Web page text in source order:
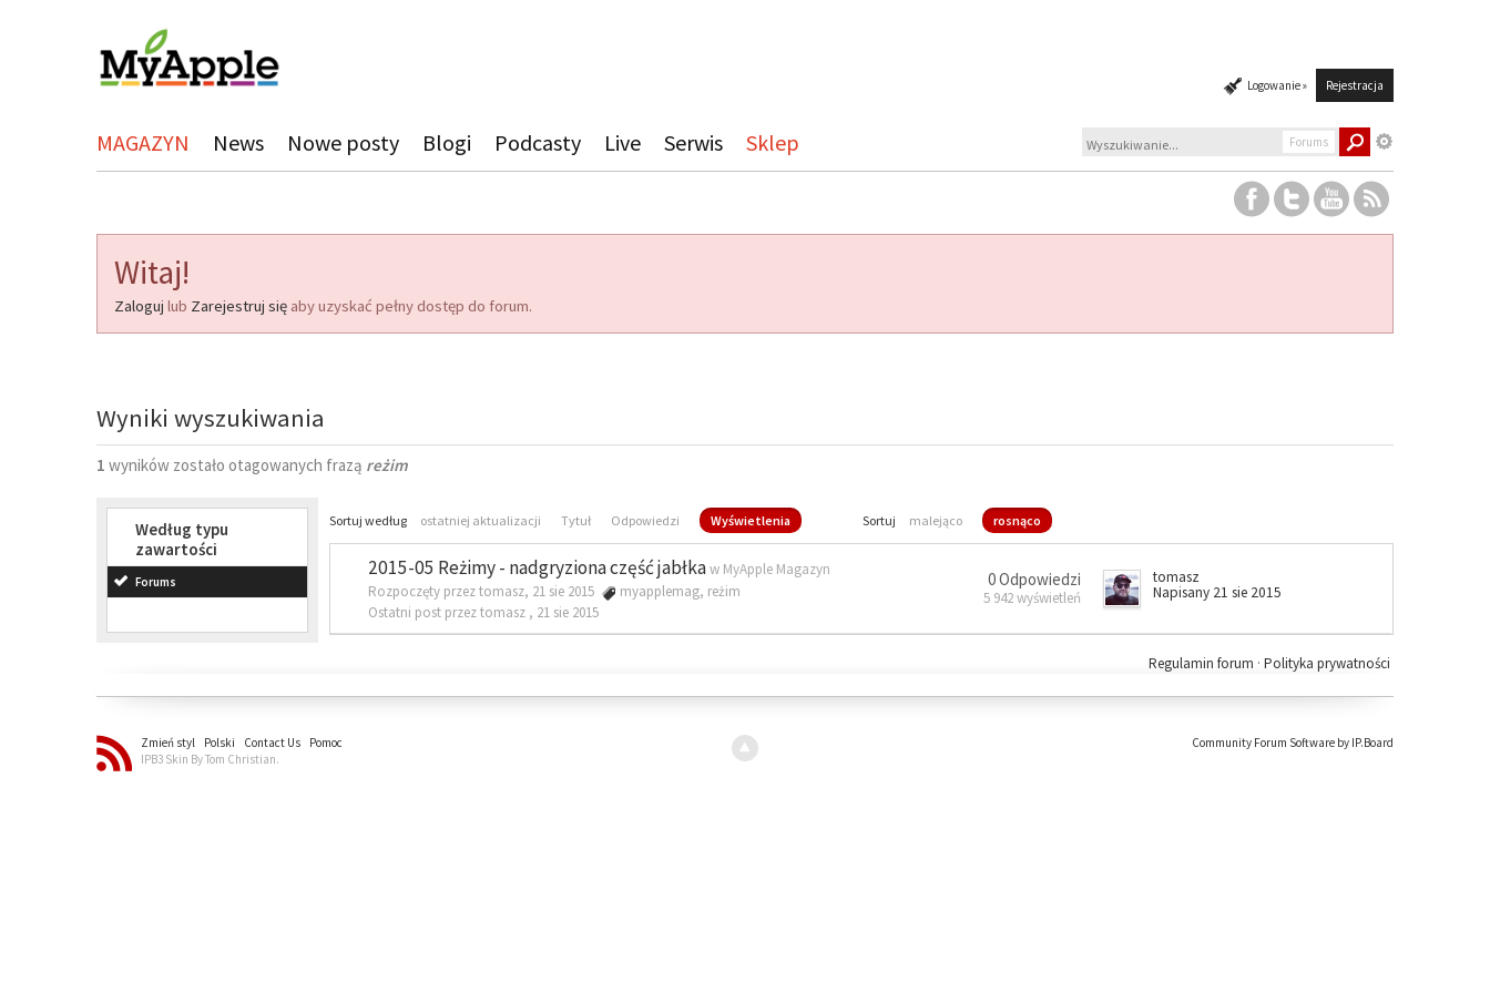
Logowanie » Rejestracja
MAGAZYN News Nowe posty Blogi Podcasty Live Serwis Sklep Forums
Witaj!
Zaloguj lub Zarejestruj się aby uzyskać pełny dostęp do forum.
Wyniki wyszukiwania
1 wyników zostało otagowanych frazą reżim
Według typu
zawartości
Forums
Sortuj według ostatniej aktualizacji Tytuł Odpowiedzi Wyświetlenia Sortuj malejąco rosnąco
2015-05 Reżimy - nadgryziona część jabłkaw MyApple Magazyn
Rozpoczęty przez tomasz, 21 sie 2015
myapplemag, reżim
Ostatni post przez tomasz , 21 sie 2015
0 Odpowiedzi
5 942 wyświetleń
tomasz
Napisany 21 sie 2015
Polityka prywatności
Regulamin forum ·
Zmień styl Polski Contact Us
Pomoc
IPB3 Skin By Tom Christian.
Community Forum Software by IP.Board